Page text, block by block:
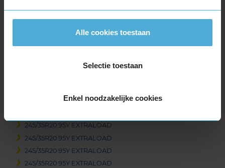
Alle cookies toestaan
Selectie toestaan
Enkel noodzakelijke cookies
345/30R19 109Y EXTRALOAD
245/30R20 90Y EXTRALOAD
245/35R20 95Y EXTRALOAD
245/35R20 95Y EXTRALOAD
245/35R20 95Y EXTRALOAD
245/35R20 95Y EXTRALOAD
245/35R20 95Y EXTRALOAD